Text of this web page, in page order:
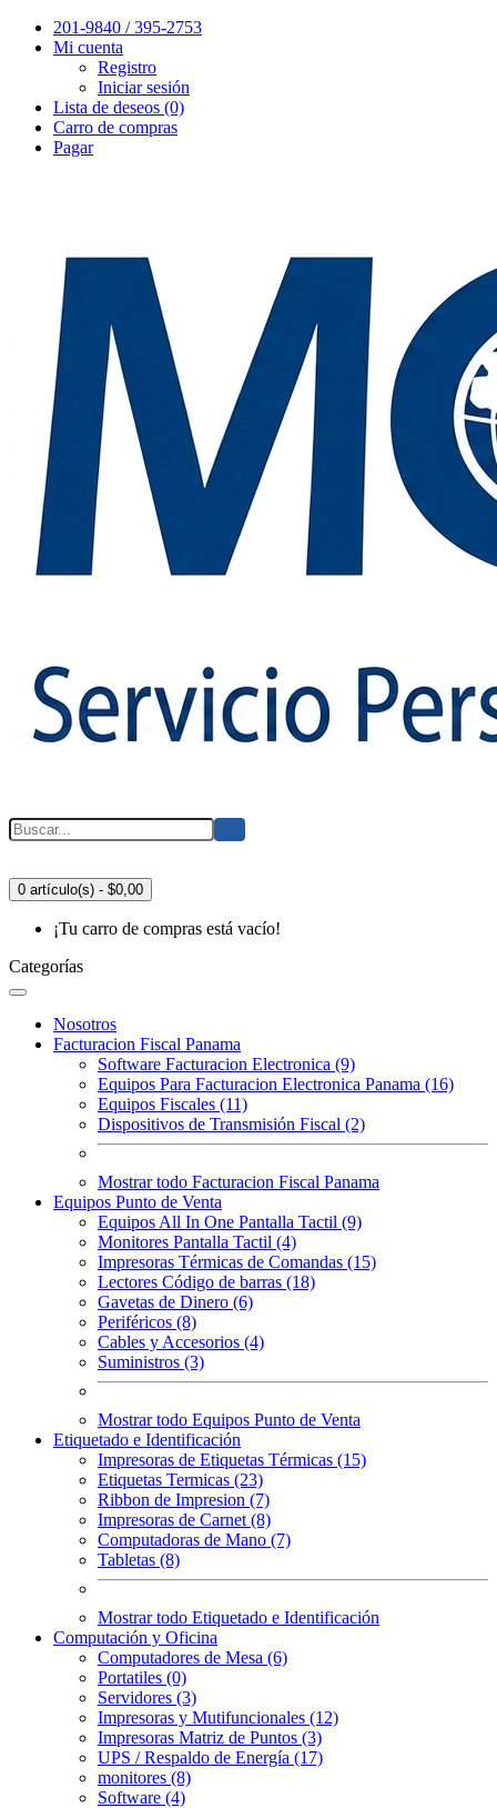
201-9840 / 395-2753
Mi cuenta
Registro
Iniciar sesión
Lista de deseos (0)
Carro de compras
Pagar
0 artículo(s) - $0,00
¡Tu carro de compras está vacío!
Categorías
Nosotros
Facturacion Fiscal Panama
Software Facturacion Electronica (9)
Equipos Para Facturacion Electronica Panama (16)
Equipos Fiscales (11)
Dispositivos de Transmisión Fiscal (2)
Mostrar todo Facturacion Fiscal Panama
Equipos Punto de Venta
Equipos All In One Pantalla Tactil (9)
Monitores Pantalla Tactil (4)
Impresoras Térmicas de Comandas (15)
Lectores Código de barras (18)
Gavetas de Dinero (6)
Periféricos (8)
Cables y Accesorios (4)
Suministros (3)
Mostrar todo Equipos Punto de Venta
Etiquetado e Identificación
Impresoras de Etiquetas Térmicas (15)
Etiquetas Termicas (23)
Ribbon de Impresion (7)
Impresoras de Carnet (8)
Computadoras de Mano (7)
Tabletas (8)
Mostrar todo Etiquetado e Identificación
Computación y Oficina
Computadores de Mesa (6)
Portatiles (0)
Servidores (3)
Impresoras y Mutifuncionales (12)
Impresoras Matriz de Puntos (3)
UPS / Respaldo de Energía (17)
monitores (8)
Software (4)